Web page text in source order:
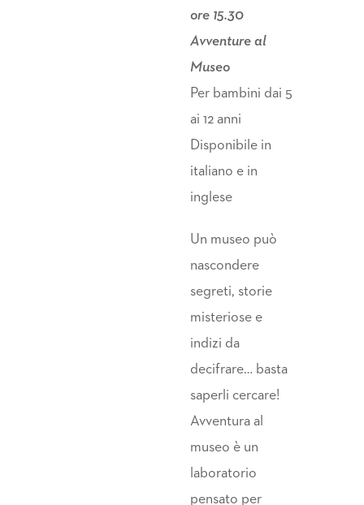
ore 15.30
Avventure al
Museo
Per bambini dai 5
ai 12 anni
Disponibile in
italiano e in
inglese
Un museo può
nascondere
segreti, storie
misteriose e
indizi da
decifrare… basta
saperli cercare!
Avventura al
museo è un
laboratorio
pensato per